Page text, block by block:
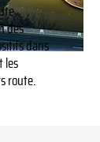
des
dans
les
route.